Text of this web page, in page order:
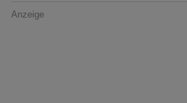
Anzeige